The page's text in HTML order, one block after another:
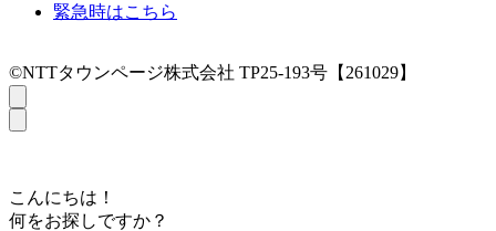
緊急時はこちら
©NTTタウンページ株式会社 TP25-193号【261029】
こんにちは！
何をお探しですか？